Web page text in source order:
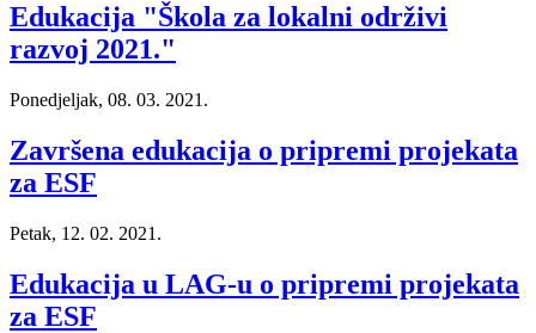
Edukacija "Škola za lokalni održivi
razvoj 2021."
Ponedjeljak, 08. 03. 2021.
Završena edukacija o pripremi projekata
za ESF
Petak, 12. 02. 2021.
Edukacija u LAG-u o pripremi projekata
za ESF